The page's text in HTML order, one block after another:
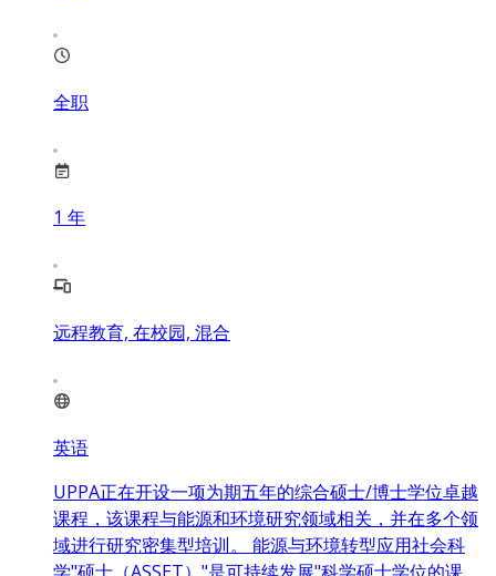
全职
1 年
远程教育, 在校园, 混合
英语
UPPA正在开设一项为期五年的综合硕士/博士学位卓越
课程，该课程与能源和环境研究领域相关，并在多个领
域进行研究密集型培训。 能源与环境转型应用社会科